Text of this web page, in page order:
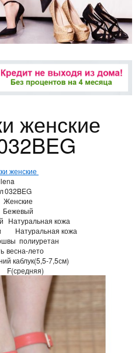
женские
женские
032BEG
Женские
Бежевый
Натуральная кожа
Натуральная кожа
полиуретан
весна-лето
каблук(5,5-7,5см)
F(средняя)